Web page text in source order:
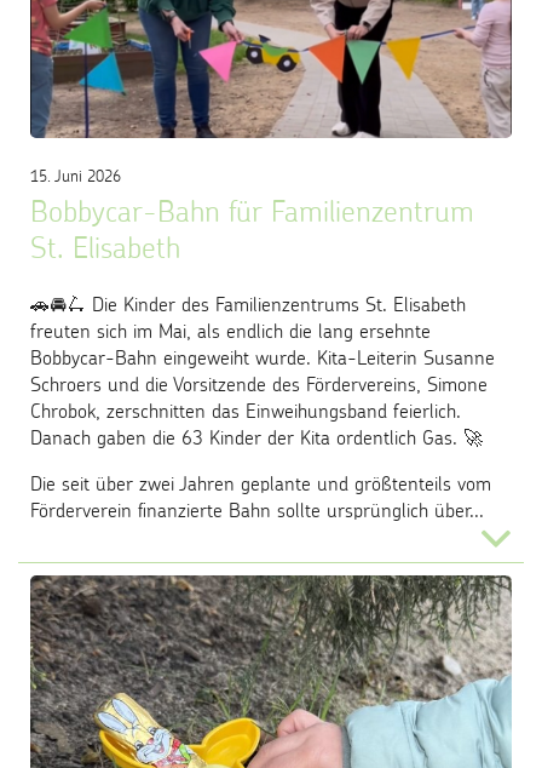
Bobbycar-Bahn für Familienzentrum
St. Elisabeth
15. Juni 2026
🚗🚘🛴 Die Kinder des Familienzentrums St. Elisabeth
freuten sich im Mai, als endlich die lang ersehnte
Bobbycar-Bahn eingeweiht wurde. Kita-Leiterin Susanne
Schroers und die Vorsitzende des Fördervereins, Simone
Chrobok, zerschnitten das Einweihungsband feierlich.
Danach gaben die 63 Kinder der Kita ordentlich Gas. 🚀
Die seit über zwei Jahren geplante und größtenteils vom
Förderverein finanzierte Bahn sollte ursprünglich über...